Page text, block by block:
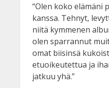
“Olen koko elämäni
kanssa. Tehnyt,
niitä kymmenen
olen sparrannut
omat biisinsä
etuoikeutettua ja
jatkuu yhä.”